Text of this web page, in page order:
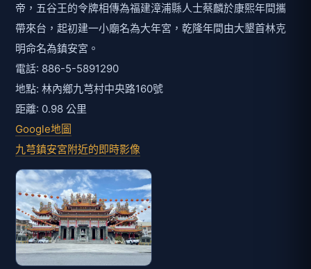
帝，五谷王的令牌相傳為福建漳浦縣人士蔡麟於康熙年間攜
帶來台，起初建一小廟名為大年宮，乾隆年間由大墾首林克
明命名為鎮安宮。
電話: 886-5-5891290
地點: 林內鄉九芎村中央路160號
距離: 0.98 公里
Google地圖
九芎鎮安宮附近的即時影像